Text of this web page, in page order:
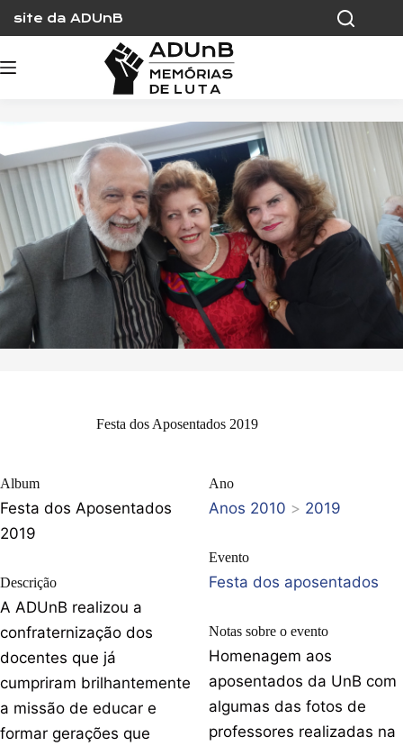
content
site da ADUnB
Festa dos Aposentados 2019
Album
Festa dos Aposentados
2019
Descrição
A ADUnB realizou a
confraternização dos
docentes que já
cumpriram brilhantemente
a missão de educar e
formar gerações que
Ano
Anos 2010 > 2019
Evento
Festa dos aposentados
Notas sobre o evento
Homenagem aos
aposentados da UnB com
algumas das fotos de
professores realizadas na